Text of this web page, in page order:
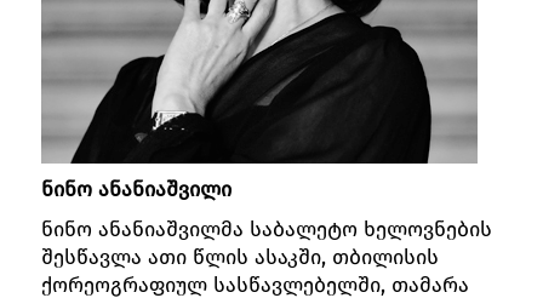
ნინო ანანიაშვილი
ნინო ანანიაშვილმა საბალეტო ხელოვნების
შესწავლა ათი წლის ასაკში, თბილისის
ქორეოგრაფიულ სასწავლებელში, თამარა